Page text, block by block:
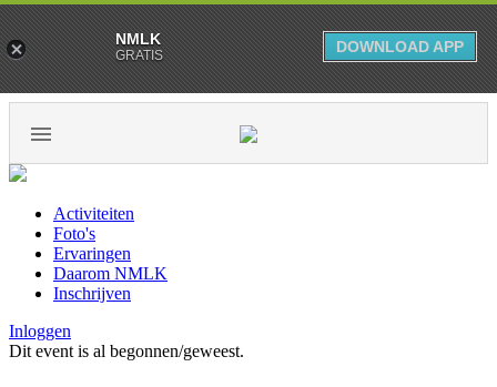
Activiteiten
Foto's
Ervaringen
Daarom NMLK
Inschrijven
Inloggen
Dit event is al begonnen/geweest.
NMLK
GRATIS DOWNLOAD APP